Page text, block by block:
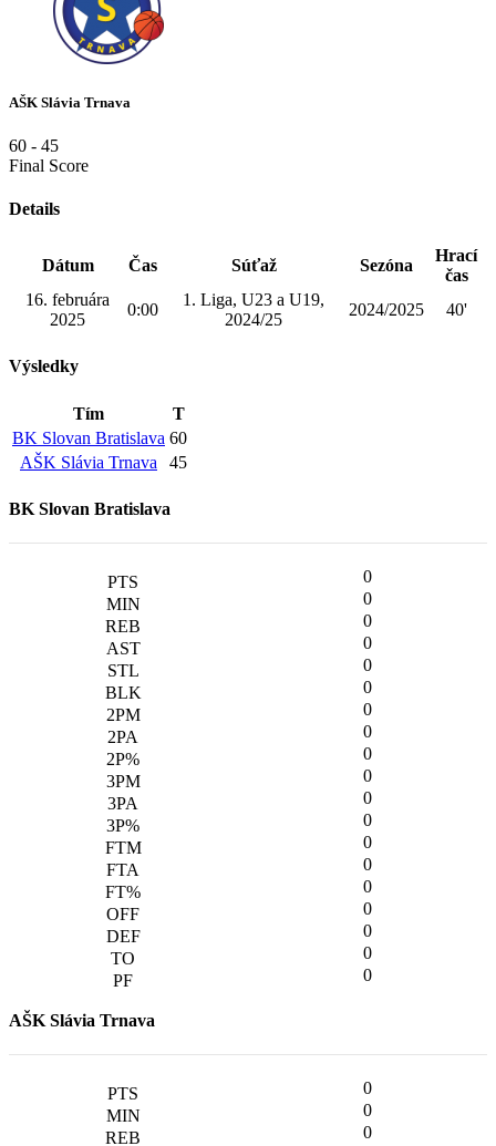
AŠK Slávia Trnava
60 - 45
Final Score
Details
Dátum Čas Súťaž Sezóna
Hrací
čas
16. februára
2025
0:00
1. Liga, U23 a U19,
2024/25
2024/2025 40'
Výsledky
Tím
T
BK Slovan Bratislava 60
AŠK Slávia Trnava
45
BK Slovan Bratislava
0
0
0
0
0
0
0
0
0
0
0
0
0
0
0
0
0
0
0
AŠK Slávia Trnava
0
0
0